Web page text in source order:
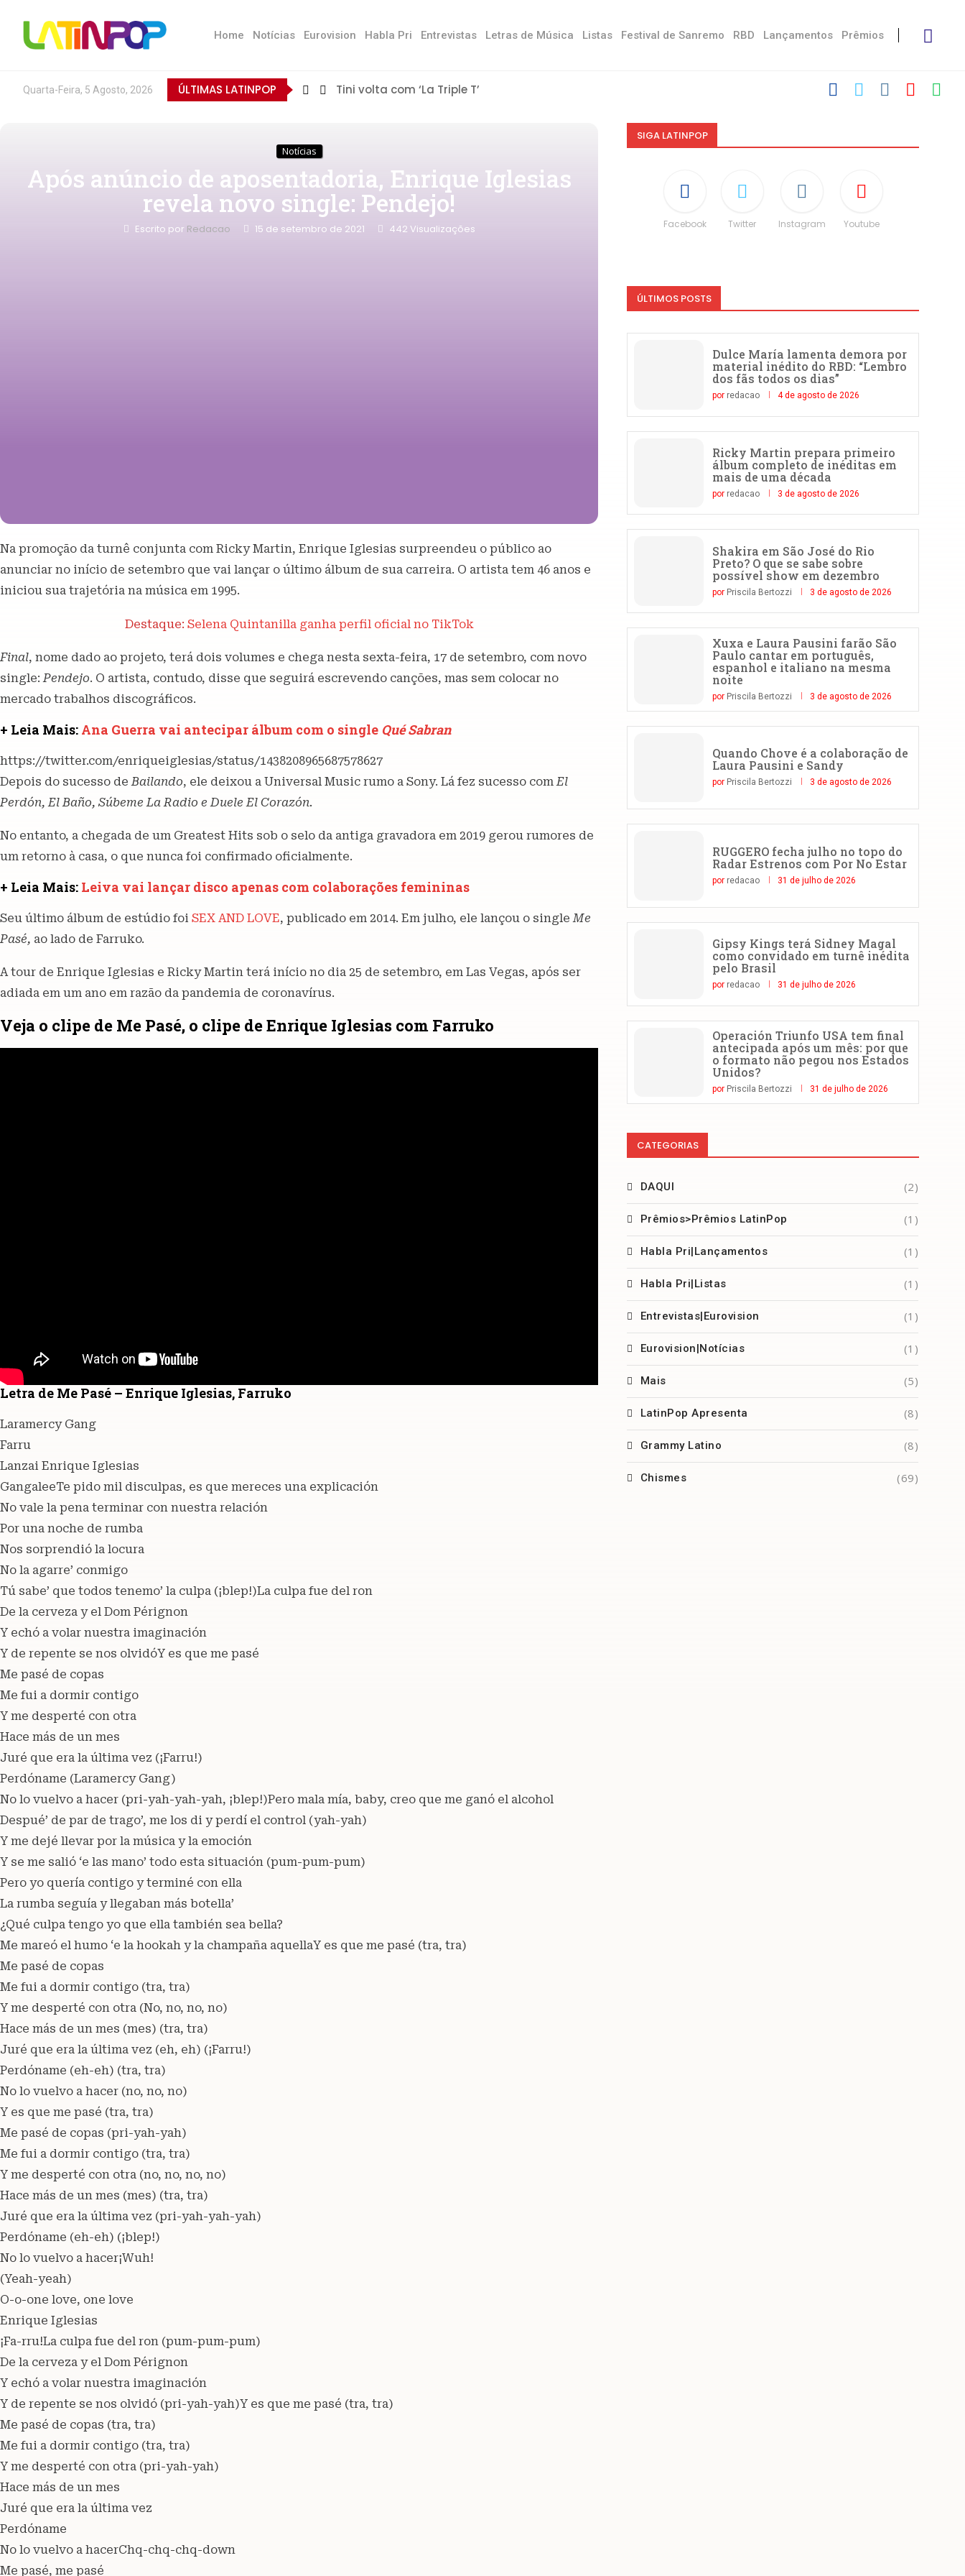
Home Notícias Eurovision Habla Pri Entrevistas Letras de Música Listas Festival de Sanremo RBD Lançamentos Prêmios
Quarta-Feira, 5 Agosto, 2026 ÚLTIMAS LATINPOP Tini volta com ‘La Triple T’
Notícias
Após anúncio de aposentadoria, Enrique Iglesias
revela novo single: Pendejo!
Escrito por Redacao 15 de setembro de 2021 442 Visualizações
Na promoção da turnê conjunta com Ricky Martin, Enrique Iglesias surpreendeu o público ao
anunciar no início de setembro que vai lançar o último álbum de sua carreira. O artista tem 46 anos e
iniciou sua trajetória na música em 1995.
Destaque: Selena Quintanilla ganha perfil oficial no TikTok
Final, nome dado ao projeto, terá dois volumes e chega nesta sexta-feira, 17 de setembro, com novo
single: Pendejo. O artista, contudo, disse que seguirá escrevendo canções, mas sem colocar no
mercado trabalhos discográficos.
+ Leia Mais: Ana Guerra vai antecipar álbum com o single Qué Sabran
https://twitter.com/enriqueiglesias/status/1438208965687578627
Depois do sucesso deBailando, ele deixou a Universal Music rumo a Sony. Lá fez sucesso comEl
Perdón, El Baño, Súbeme La Radio e Duele El Corazón.
No entanto, a chegada de um Greatest Hits sob o selo da antiga gravadora em 2019 gerou rumores de
um retorno à casa, o que nunca foi confirmado oficialmente.
+ Leia Mais: Leiva vai lançar disco apenas com colaborações femininas
Seu último álbum de estúdio foi SEX AND LOVE, publicado em 2014. Em julho, ele lançou o singleMe
Pasé, ao lado de Farruko.
A tour de Enrique Iglesias e Ricky Martin terá início no dia 25 de setembro, em Las Vegas, após ser
adiada em um ano em razão da pandemia de coronavírus.
Veja o clipe de Me Pasé, o clipe de Enrique Iglesias com Farruko
Letra de Me Pasé – Enrique Iglesias, Farruko
Laramercy Gang
Farru
Lanzai Enrique Iglesias
GangaleeTe pido mil disculpas, es que mereces una explicación
No vale la pena terminar con nuestra relación
Por una noche de rumba
Nos sorprendió la locura
No la agarre’ conmigo
Tú sabe’ que todos tenemo’ la culpa (¡blep!)La culpa fue del ron
De la cerveza y el Dom Pérignon
Y echó a volar nuestra imaginación
Y de repente se nos olvidóY es que me pasé
Me pasé de copas
Me fui a dormir contigo
Y me desperté con otra
Hace más de un mes
Juré que era la última vez (¡Farru!)
Perdóname (Laramercy Gang)
No lo vuelvo a hacer (pri-yah-yah-yah, ¡blep!)Pero mala mía, baby, creo que me ganó el alcohol
Despué’ de par de trago’, me los di y perdí el control (yah-yah)
Y me dejé llevar por la música y la emoción
Y se me salió ‘e las mano’ todo esta situación (pum-pum-pum)
Pero yo quería contigo y terminé con ella
La rumba seguía y llegaban más botella’
¿Qué culpa tengo yo que ella también sea bella?
Me mareó el humo ‘e la hookah y la champaña aquellaY es que me pasé (tra, tra)
Me pasé de copas
Me fui a dormir contigo (tra, tra)
Y me desperté con otra (No, no, no, no)
Hace más de un mes (mes) (tra, tra)
Juré que era la última vez (eh, eh) (¡Farru!)
Perdóname (eh-eh) (tra, tra)
No lo vuelvo a hacer (no, no, no)
Y es que me pasé (tra, tra)
Me pasé de copas (pri-yah-yah)
Me fui a dormir contigo (tra, tra)
Y me desperté con otra (no, no, no, no)
Hace más de un mes (mes) (tra, tra)
Juré que era la última vez (pri-yah-yah-yah)
Perdóname (eh-eh) (¡blep!)
No lo vuelvo a hacer¡Wuh!
(Yeah-yeah)
O-o-one love, one love
Enrique Iglesias
¡Fa-rru!La culpa fue del ron (pum-pum-pum)
De la cerveza y el Dom Pérignon
Y echó a volar nuestra imaginación
Y de repente se nos olvidó (pri-yah-yah)Y es que me pasé (tra, tra)
Me pasé de copas (tra, tra)
Me fui a dormir contigo (tra, tra)
Y me desperté con otra (pri-yah-yah)
Hace más de un mes
Juré que era la última vez
Perdóname
No lo vuelvo a hacerChq-chq-chq-down
Me pasé, me pasé
SIGA LATINPOP
Facebook Twitter Instagram Youtube
ÚLTIMOS POSTS
Dulce María lamenta demora por
material inédito do RBD: “Lembro
dos fãs todos os dias”
por redacao 4 de agosto de 2026
Ricky Martin prepara primeiro
álbum completo de inéditas em
mais de uma década
por redacao 3 de agosto de 2026
Shakira em São José do Rio
Preto? O que se sabe sobre
possível show em dezembro
por Priscila Bertozzi 3 de agosto de 2026
Xuxa e Laura Pausini farão São
Paulo cantar em português,
espanhol e italiano na mesma
noite
por Priscila Bertozzi 3 de agosto de 2026
Quando Chove é a colaboração de
Laura Pausini e Sandy
por Priscila Bertozzi 3 de agosto de 2026
RUGGERO fecha julho no topo do
Radar Estrenos com Por No Estar
por redacao 31 de julho de 2026
Gipsy Kings terá Sidney Magal
como convidado em turnê inédita
pelo Brasil
por redacao 31 de julho de 2026
Operación Triunfo USA tem final
antecipada após um mês: por que
o formato não pegou nos Estados
Unidos?
por Priscila Bertozzi 31 de julho de 2026
CATEGORIAS
DAQUI (2)
Prêmios>Prêmios LatinPop (1)
Habla Pri|Lançamentos (1)
Habla Pri|Listas (1)
Entrevistas|Eurovision (1)
Eurovision|Notícias (1)
Mais (5)
LatinPop Apresenta (8)
Grammy Latino (8)
Chismes (69)